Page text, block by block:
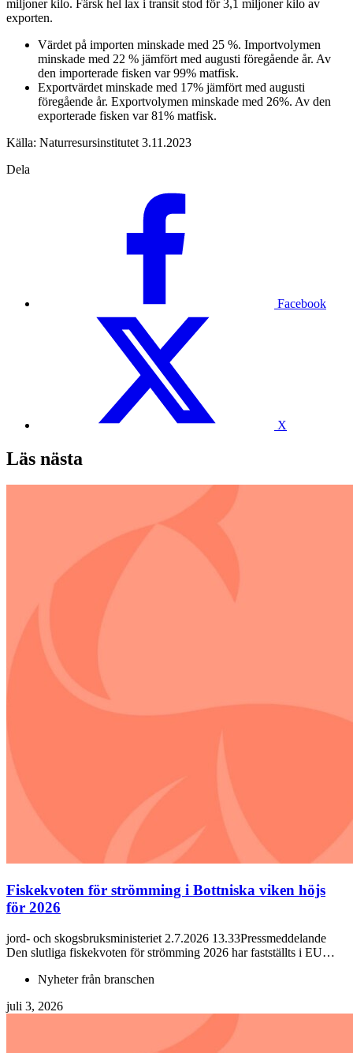
miljoner kilo. Färsk hel lax i transit stod för 3,1 miljoner kilo av
exporten.
Värdet på importen minskade med 25 %. Importvolymen
minskade med 22 % jämfört med augusti föregående år. Av
den importerade fisken var 99% matfisk.
Exportvärdet minskade med 17% jämfört med augusti
föregående år. Exportvolymen minskade med 26%. Av den
exporterade fisken var 81% matfisk.
Källa: Naturresursinstitutet 3.11.2023
Dela
Facebook
X
Läs nästa
Fiskekvoten för strömming i Bottniska viken höjs
för 2026
jord- och skogsbruksministeriet 2.7.2026 13.33Pressmeddelande
Den slutliga fiskekvoten för strömming 2026 har fastställts i EU…
Nyheter från branschen
juli 3, 2026